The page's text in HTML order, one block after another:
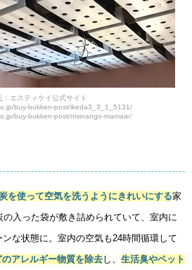
：エスティケイ公式サイト
buy-bukken-post/ikeda3_3_1_5131/
buy-bukken-post/nisinango-mamaie/
を使って空気を洗うようにきれいにする家
入った袋が敷き詰められていて、室内に
な状態に。室内の空気も24時間循環して
アレルギー物質を除去し、 生活臭やペット